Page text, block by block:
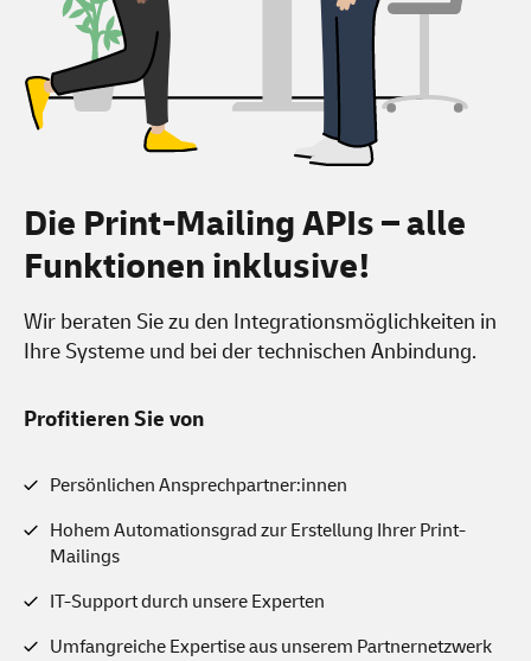
Die Print-Mailing APIs –alle
Funktionen inklusive!
Wir beraten Sie zu den Integrationsmöglichkeiten in
Ihre Systeme und bei der technischen Anbindung.
Profitieren Sie von
Persönlichen Ansprechpartner:innen
Hohem Automationsgrad zur Erstellung Ihrer Print-
Mailings
IT-Support durch unsere Experten
Umfangreiche Expertise aus unserem Partnernetzwerk